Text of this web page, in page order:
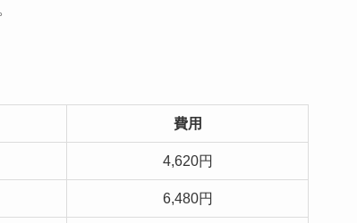
費用
4,620円
6,480円